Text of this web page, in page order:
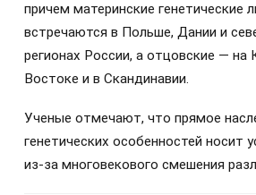
причем материнские генетические
встречаются в Польше, Дании и
регионах России, а отцовские — на
Востоке и в Скандинавии.
Ученые отмечают, что прямое
генетических особенностей носит
из-за многовекового смешения